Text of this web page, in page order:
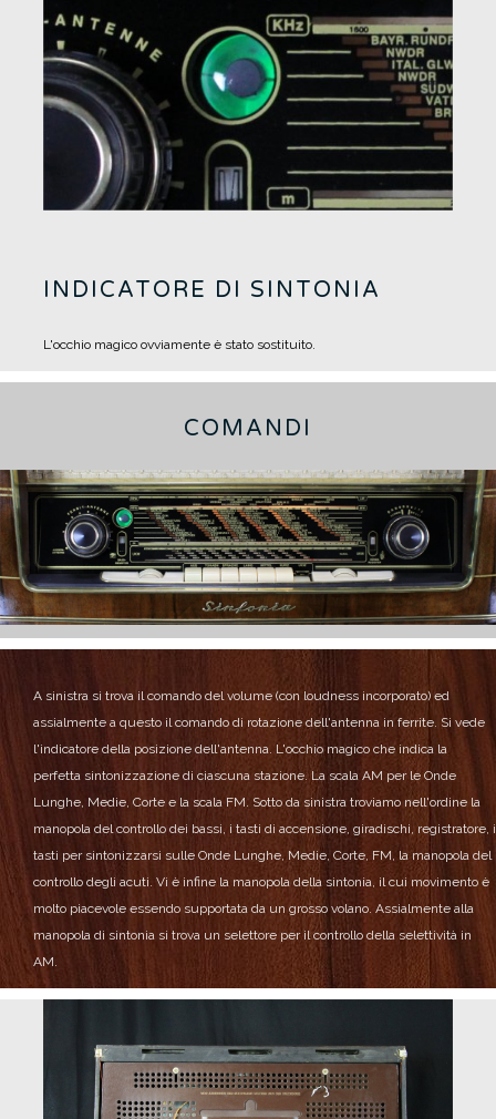
INDICATORE DI SINTONIA
L'occhio magico ovviamente è stato sostituito.
COMANDI
A sinistra si trova il comando del volume (con loudness incorporato) ed
assialmente a questo il comando di rotazione dell'antenna in ferrite. Si vede
l'indicatore della posizione dell'antenna. L'occhio magico che indica la
perfetta sintonizzazione di ciascuna stazione. La scala AM per le Onde
Lunghe, Medie, Corte e la scala FM. Sotto da sinistra troviamo nell'ordine la
manopola del controllo dei bassi, i tasti di accensione, giradischi, registratore, i
tasti per sintonizzarsi sulle Onde Lunghe, Medie, Corte, FM, la manopola del
controllo degli acuti. Vi è infine la manopola della sintonia, il cui movimento è
molto piacevole essendo supportata da un grosso volano. Assialmente alla
manopola di sintonia si trova un selettore per il controllo della selettività in
AM.